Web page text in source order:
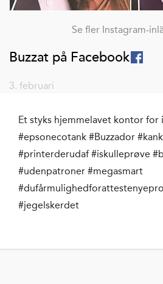
Se fler Instagram-
Buzzat på Facebook
3. februari
Et styks hjemmelavet kontor for
#epsonecotank #Buzzador
#printerderudaf #iskulleprøve
#udenpatroner #megasmart
#jegelskerdet